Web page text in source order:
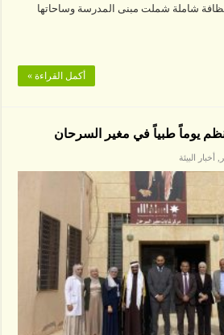
10/2025 حملة نظافة شاملة شملت مبنى المدرسة وساحاتها
أكمل القراءة »
تنظم يوماً طبياً في مغير السرحان
أخبار البيئة